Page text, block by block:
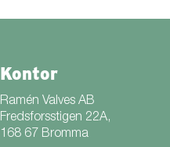
Kontor
Ramén Valves AB
Fredsforsstigen 22A,
168 67 Bromma